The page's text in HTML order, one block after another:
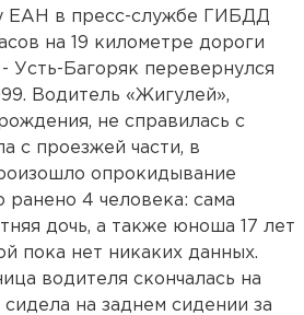
ЕАН в пресс-службе ГИБДД
на 19 километре дороги
Усть-Багоряк перевернулся
Водитель «Жигулей»,
не справилась с
с проезжей части, в
опрокидывание
4 человека: сама
дочь, а также юноша 17 лет
пока нет никаких данных.
водителя скончалась на
на заднем сидении за